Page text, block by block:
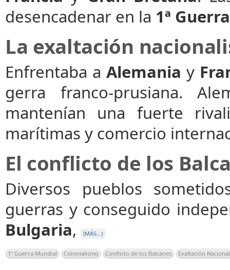
desencadenar en la 1ª
La exaltación
Enfrentaba a Alemania y
gerra franco-prusiana.
mantenían una fuerte
marítimas y comercio
El conflicto de los
Diversos pueblos
guerras y conseguido
Bulgaria, (MÁS…)
1ª Guerra Mundial Colonialismo Conflicto de los Balcanes Exaltación